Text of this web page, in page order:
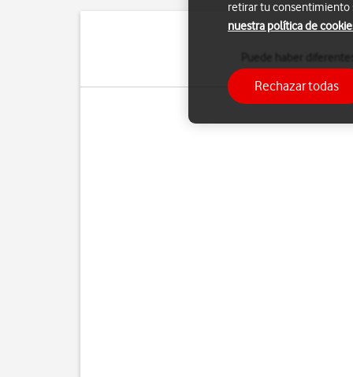
retirar tu consentimiento
nuestra política de
Rechazar todas